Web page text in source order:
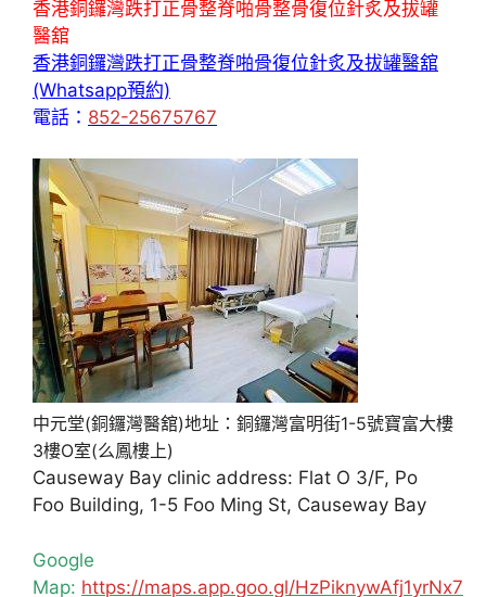
香港銅鑼灣跌打正骨整脊啪骨整骨復位針炙及拔罐
醫舘
香港銅鑼灣跌打正骨整脊啪骨復位針炙及拔罐醫舘
(Whatsapp預約)
電話： 852-25675767
中元堂(銅鑼灣醫舘)地址：銅鑼灣富明街1-5號寶富大樓
3樓O室(么鳳樓上)
Causeway Bay clinic address: Flat O 3/F, Po
Foo Building, 1-5 Foo Ming St, Causeway Bay
Google
Map: https://maps.app.goo.gl/HzPiknywAfj1yrNx7